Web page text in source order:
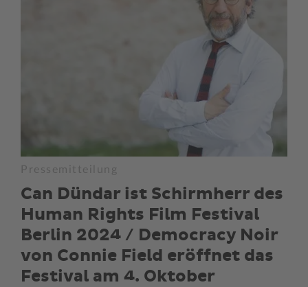
Pressemitteilung
Can Dündar ist Schirmherr des
Human Rights Film Festival
Berlin 2024 / Democracy Noir
von Connie Field eröffnet das
Festival am 4. Oktober